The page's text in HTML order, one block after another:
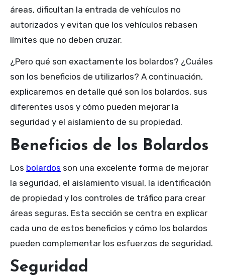
áreas, dificultan la entrada de vehículos no
autorizados y evitan que los vehículos rebasen
límites que no deben cruzar.
¿Pero qué son exactamente los bolardos? ¿Cuáles
son los beneficios de utilizarlos? A continuación,
explicaremos en detalle qué son los bolardos, sus
diferentes usos y cómo pueden mejorar la
seguridad y el aislamiento de su propiedad.
Beneficios de los Bolardos
Los bolardos son una excelente forma de mejorar
la seguridad, el aislamiento visual, la identificación
de propiedad y los controles de tráfico para crear
áreas seguras. Esta sección se centra en explicar
cada uno de estos beneficios y cómo los bolardos
pueden complementar los esfuerzos de seguridad.
Seguridad